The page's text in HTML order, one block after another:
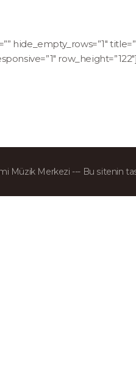
row_height=”122″]
Müzik Merkezi --- Bu sitenin